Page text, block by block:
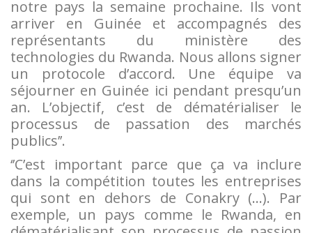
notre pays la semaine prochaine. Ils vont
arriver en Guinée et accompagnés des
représentants du ministère des
technologies du Rwanda. Nous allons signer
un protocole d’accord. Une équipe va
séjourner en Guinée ici pendant presqu’un
an. L’objectif, c’est de dématérialiser le
processus de passation des marchés
publics’’.
‘’C’est important parce que ça va inclure
dans la compétition toutes les entreprises
qui sont en dehors de Conakry (…). Par
exemple, un pays comme le Rwanda, en